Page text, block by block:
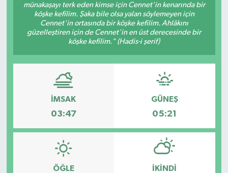
münakaşayı terk eden kimse için Cennet'in kenarında bir
köşke kefilim. Şaka bile olsa yalan söylemeyen için
Cennet'in ortasında bir köşke kefilim. Ahlâkını
güzelleştiren için de Cennet'in en üst derecesinde bir
köşke kefilim." (Hadis-i şerif)
İMSAK
03:47
GÜNEŞ
05:21
ÖĞLE İKINDI
RESMİ İLANLAR
SAĞLIK
SİYASET
SOSYAL YARDIMLAR
SPONSORLU YAZI
TEKNOLOJİ